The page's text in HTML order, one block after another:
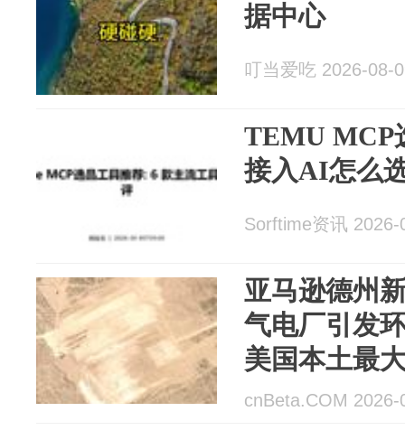
据中心
叮当爱吃 2026-08-
TEMU MCP
接入AI怎么
Sorftime资讯 2026-
亚马逊德州
气电厂引发
美国本土最
cnBeta.COM 2026-